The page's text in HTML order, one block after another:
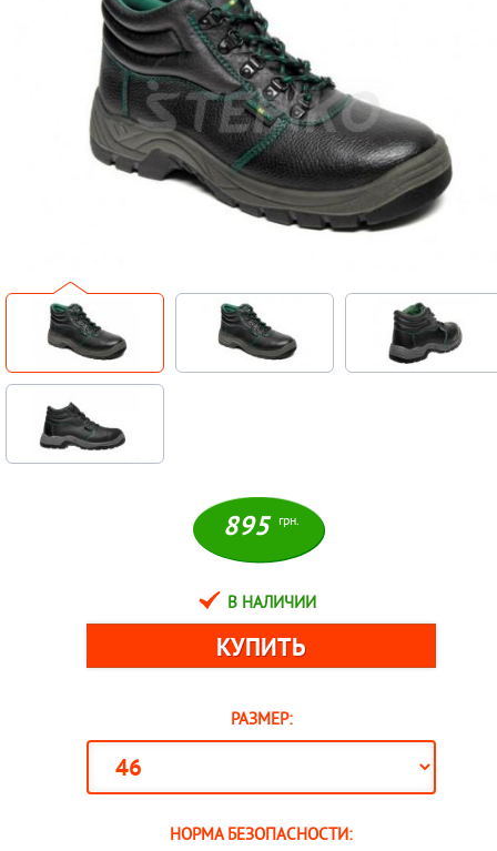
895 грн.
В НАЛИЧИИ
РАЗМЕР:
НОРМА БЕЗОПАСНОСТИ: